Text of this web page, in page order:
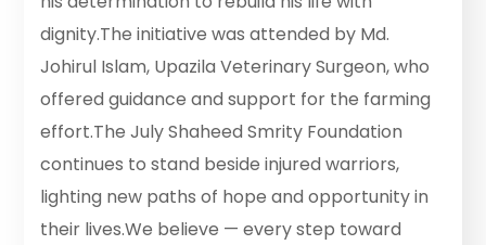
dignity.The initiative was attended by Md.
Johirul Islam, Upazila Veterinary Surgeon, who
offered guidance and support for the farming
effort.The July Shaheed Smrity Foundation
continues to stand beside injured warriors,
lighting new paths of hope and opportunity in
their lives.We believe — every step toward